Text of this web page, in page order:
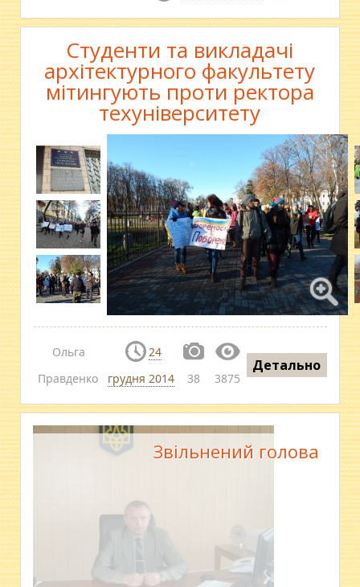
Студенти та викладачі
архітектурного факультету
мітингують проти ректора
техуніверситету
Ольга
Правденко
24
грудня 2014
38 3875
Детально
Звільнений голова